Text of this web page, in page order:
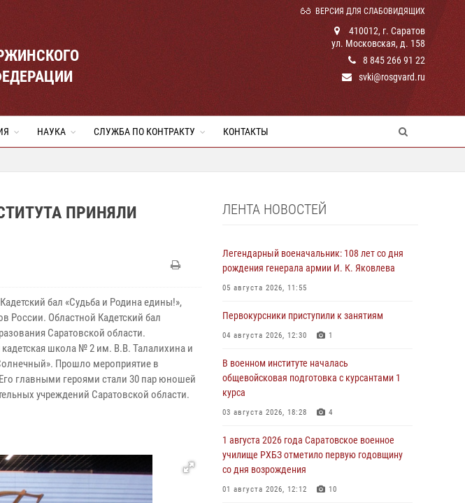
ВЕРСИЯ ДЛЯ СЛАБОВИДЯЩИХ
410012, г. Саратов
ул. Московская, д. 158
8 845 266 91 22
svki@rosgvard.ru
НАУКА СЛУЖБА ПО КОНТРАКТУ КОНТАКТЫ
ПРИНЯЛИ
бал «Судьба и Родина едины!»,
России. Областной Кадетский бал
Саратовской области.
школа № 2 им. В.В. Талалихина и
Прошло мероприятие в
главными героями стали 30 пар юношей
учреждений Саратовской области.
ЛЕНТА НОВОСТЕЙ
Легендарный военачальник: 108 лет со дня
рождения генерала армии И. К. Яковлева
05 августа 2026, 11:55
Первокурсники приступили к занятиям
04 августа 2026, 12:30 1
В военном институте началась
общевойсковая подготовка с курсантами 1
курса
03 августа 2026, 18:28 4
1 августа 2026 года Саратовское военное
училище РХБЗ отметило первую годовщину
со дня возрождения
01 августа 2026, 12:12 10